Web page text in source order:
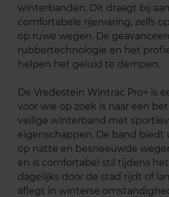
winterbanden. Dit draagt bij
comfortabele rijervaring, zelfs
op ruwe wegen. De
rubbertechnologie en het
helpen het geluid te dempen.
De Vredestein Wintrac Pro+ is
voor wie op zoek is naar een
veilige winterband met
eigenschappen. De band
op natte en besneeuwde
en is comfortabel stil tijdens
dagelijks door de stad rijdt of
aflegt in winterse